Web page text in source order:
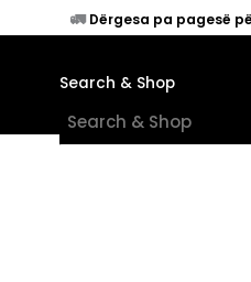
to
🚛Dërgesa pa pagesë
Search & Shop